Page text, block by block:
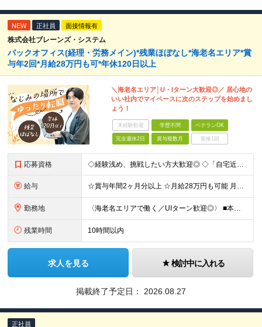
NEW 正社員 面接情報有
株式会社ブレーンズ・システム
バックオフィス(経理・労務メイン)*残業ほぼなし*海老名エリア*賞
与年2回*月給28万円も可*年休120日以上
＼海老名エリア│U・Iターン大歓迎◎／ 居心地の
いい社内でマイペースに次のステップを始めまし
ょう！
未経験歓迎 学歴不問 ベテランOK
完全週休2日 賞与複数月 面接1回
応募資格 ◇経験浅め、挑戦したい方大歓迎◎ ◇「自宅近くで働きたい」もOKです！ ■学歴不問 ■経理業務の経験をお持ちの方（年数不問／一部分のご経験でもOK！） ～このような方を歓迎します！～ ◆自宅から
給与 ☆賞与年間2ヶ月分以上 ☆月給28万円も可能 月給25万～28万円 ※給与は経験・スキルに応じて適宜相談可能です ※試用期間3ヶ月（その間の給与・待遇に差異はありません） ※残業代は別途全額支給し
勤務地 〈海老名エリアで働く／UIターン歓迎◎〉 ■本社 神奈川県海老名市柏ケ谷四丁目9番地26号 (変更の範囲)上記を除く当社関連勤務地
残業時間 10時間以内
求人を見る 検討中に入れる
掲載終了予定日： 2026.08.27
正社員